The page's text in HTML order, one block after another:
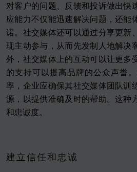
对客户的问题、反馈和投诉做出快
应能力不仅能迅速解决问题，还能
诺。社交媒体还可以通过分享更新
现主动参与，从而先发制人地解决
外，社交媒体上的互动可以让更多
的支持可以提高品牌的公众声誉
率，企业应确保其社交媒体团队训
源，以提供准确及时的帮助。这种
和忠诚度。
建立信任和忠诚